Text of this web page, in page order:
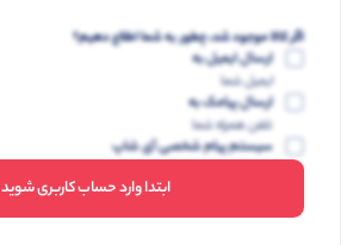
اگر کالا موجود شد، چطور به شما اطلاع دهیم؟
ارسال ایمیل به
ایمیل شما
ارسال پیامک به
تلفن همراه شما
سیستم پیام شخصی آی شاپ
ابتدا وارد حساب کاربری شوید